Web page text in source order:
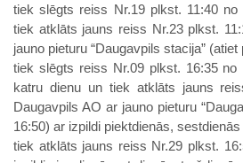
tiek slēgts reiss Nr.19 plkst. 11:40
tiek atklāts jauns reiss Nr.23 plkst.
jauno pieturu “Daugavpils stacija” (atiet
tiek slēgts reiss Nr.09 plkst. 16:35 no
katru dienu un tiek atklāts jauns
Daugavpils AO ar jauno pieturu
16:50) ar izpildi piektdienās,
tiek atklāts jauns reiss Nr.29 plkst.